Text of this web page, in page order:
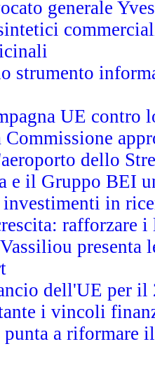
generale
strumento
UE contro
dello
e il Gruppo BEI
in
rafforzare
dell'UE per il
i vincoli
a riformare